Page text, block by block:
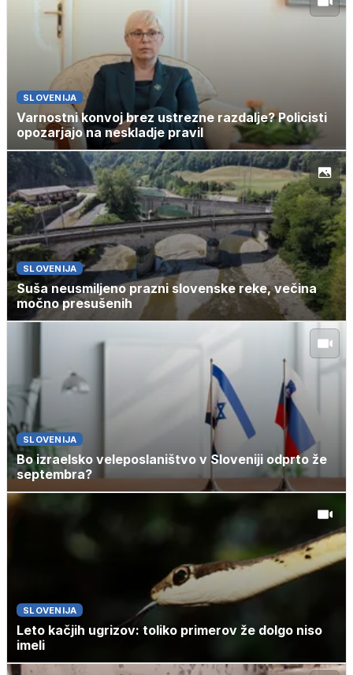
SLOVENIJA
Varnostni konvoj brez ustrezne razdalje? Policisti
opozarjajo na neskladje pravil
SLOVENIJA
Suša neusmiljeno prazni slovenske reke, večina
močno presušenih
SLOVENIJA
Bo izraelsko veleposlaništvo v Sloveniji odprto že
septembra?
SLOVENIJA
Leto kačjih ugrizov: toliko primerov že dolgo niso
imeli